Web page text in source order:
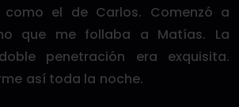
el de Carlos. Comenzó a
que me follaba a Matías. La
penetración era exquisita.
así toda la noche.